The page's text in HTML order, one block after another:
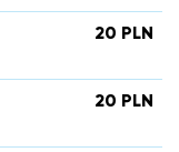
20 PLN
20 PLN